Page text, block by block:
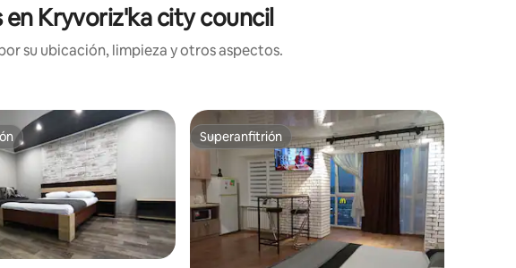
Kryvoriz'ka city council
su ubicación, limpieza y otros aspectos.
Superanfitrión
Superanfitrión